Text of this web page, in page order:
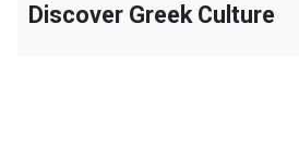
Discover Greek Culture